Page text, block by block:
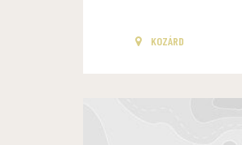
KOZÁRD